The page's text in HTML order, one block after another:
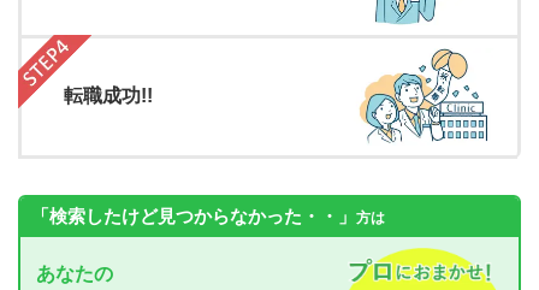
転職成功!!
「検索したけど見つからなかった・・」 方は
あなたの